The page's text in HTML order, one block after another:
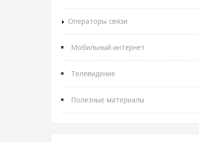
Операторы связи
Мобильный интернет
Телевидение
Полезные материалы